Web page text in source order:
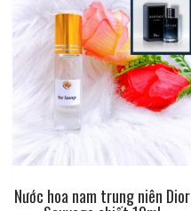
Nước hoa nam trung niên Dior